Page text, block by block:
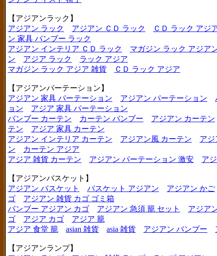
【アジアンラック】
アジアン ラック
アジアン ＣＤ ラック
ＣＤ ラック アジ
ン 家具 バンブー ラック
アジアン インテリア ＣＤ ラック
マガジン ラック アジア
ン
アジア ラック
ラック アジア
マガジン ラック アジア 雑貨
ＣＤ ラック アジア
【アジアンパーテーション】
アジアン 家具 パーテーション
アジアン パーテーション
ョン
アジア 家具 パーテーション
バンブー カーテン
カーテン バンブー
アジアン カーテン
テン
アジア 家具 カーテン
アジアン インテリア カーテン
アジアン風 カーテン
アジ
ン
カーテン アジア
アジア 雑貨 カーテン
アジアン パーテーション 激安 ア
【アジアンバスケット】
アジアン バスケット
バスケット アジアン
アジアン かご
ゴ
アジアン 雑貨 カゴ ゴミ箱
バンブー アジアン カゴ
アジアン 急須 籠 セット
アジア
ゴ
アジア カゴ
アジア 籠
アジア 食堂 籠
asian 雑貨 asia 雑貨 アジアン バンブー
【アジアンランプ】